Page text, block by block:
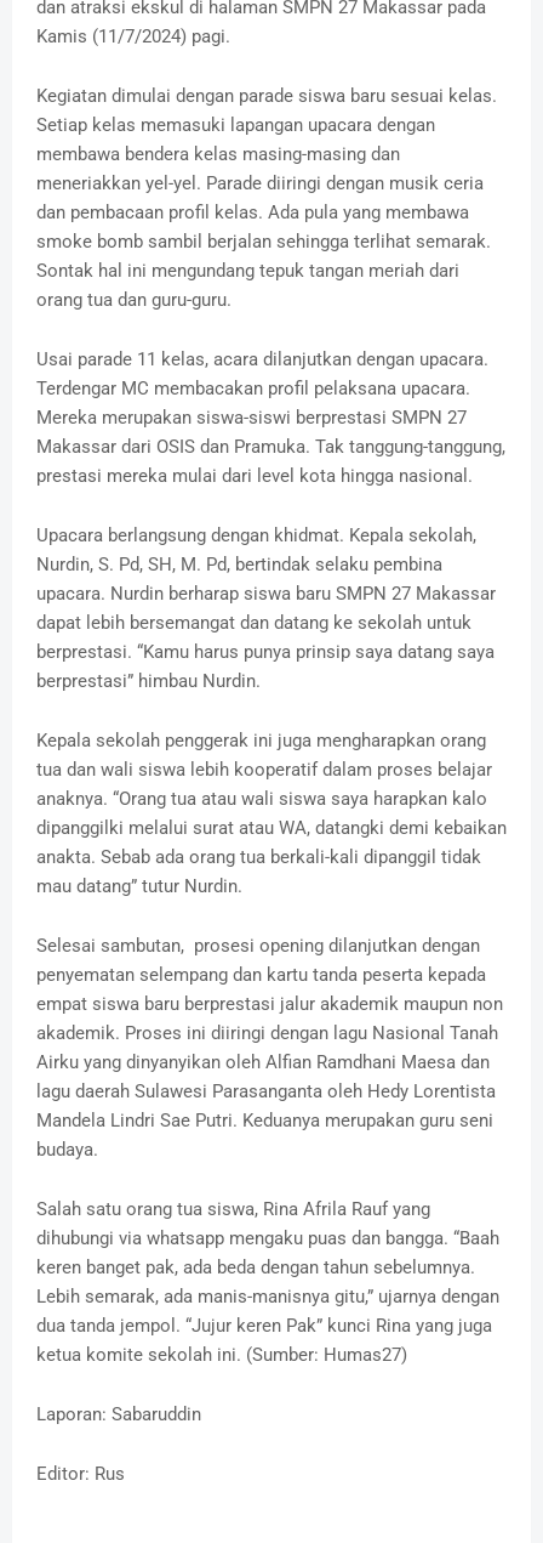
dan atraksi ekskul di halaman SMPN 27 Makassar pada
Kamis (11/7/2024) pagi.
Kegiatan dimulai dengan parade siswa baru sesuai kelas.
Setiap kelas memasuki lapangan upacara dengan
membawa bendera kelas masing-masing dan
meneriakkan yel-yel. Parade diiringi dengan musik ceria
dan pembacaan profil kelas. Ada pula yang membawa
smoke bomb sambil berjalan sehingga terlihat semarak.
Sontak hal ini mengundang tepuk tangan meriah dari
orang tua dan guru-guru.
Usai parade 11 kelas, acara dilanjutkan dengan upacara.
Terdengar MC membacakan profil pelaksana upacara.
Mereka merupakan siswa-siswi berprestasi SMPN 27
Makassar dari OSIS dan Pramuka. Tak tanggung-tanggung,
prestasi mereka mulai dari level kota hingga nasional.
Upacara berlangsung dengan khidmat. Kepala sekolah,
Nurdin, S. Pd, SH, M. Pd, bertindak selaku pembina
upacara. Nurdin berharap siswa baru SMPN 27 Makassar
dapat lebih bersemangat dan datang ke sekolah untuk
berprestasi. “Kamu harus punya prinsip saya datang saya
berprestasi” himbau Nurdin.
Kepala sekolah penggerak ini juga mengharapkan orang
tua dan wali siswa lebih kooperatif dalam proses belajar
anaknya. “Orang tua atau wali siswa saya harapkan kalo
dipanggilki melalui surat atau WA, datangki demi kebaikan
anakta. Sebab ada orang tua berkali-kali dipanggil tidak
mau datang” tutur Nurdin.
Selesai sambutan, prosesi opening dilanjutkan dengan
penyematan selempang dan kartu tanda peserta kepada
empat siswa baru berprestasi jalur akademik maupun non
akademik. Proses ini diiringi dengan lagu Nasional Tanah
Airku yang dinyanyikan oleh Alfian Ramdhani Maesa dan
lagu daerah Sulawesi Parasanganta oleh Hedy Lorentista
Mandela Lindri Sae Putri. Keduanya merupakan guru seni
budaya.
Salah satu orang tua siswa, Rina Afrila Rauf yang
dihubungi via whatsapp mengaku puas dan bangga. “Baah
keren banget pak, ada beda dengan tahun sebelumnya.
Lebih semarak, ada manis-manisnya gitu,” ujarnya dengan
dua tanda jempol. “Jujur keren Pak” kunci Rina yang juga
ketua komite sekolah ini. (Sumber: Humas27)
Laporan: Sabaruddin
Editor: Rus